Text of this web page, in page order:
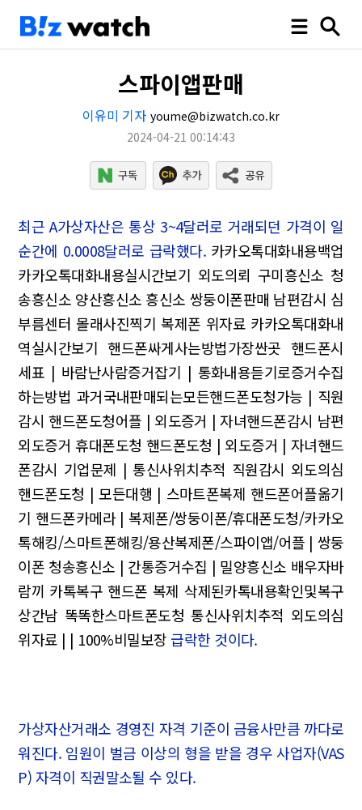
스파이앱판매
이유미 기자 youme@bizwatch.co.kr
2024-04-21 00:14:43
최근 A가상자산은 통상 3~4달러로 거래되던 가격이 일
순간에 0.0008달러로 급락했다. 카카오톡대화내용백업
카카오톡대화내용실시간보기 외도의뢰 구미흥신소 청
송흥신소 양산흥신소 흥신소 쌍둥이폰판매 남편감시 심
부름센터 몰래사진찍기 복제폰 위자료 카카오톡대화내
역실시간보기 핸드폰싸게사는방법가장싼곳 핸드폰시
세표 | 바람난사람증거잡기 | 통화내용듣기로증거수집
하는방법 과거국내판매되는모든핸드폰도청가능 | 직원
감시 핸드폰도청어플 | 외도증거 | 자녀핸드폰감시 남편
외도증거 휴대폰도청 핸드폰도청 | 외도증거 | 자녀핸드
폰감시 기업문제 | 통신사위치추적 직원감시 외도의심
핸드폰도청 | 모든대행 | 스마트폰복제 핸드폰어플옮기
기 핸드폰카메라 | 복제폰/쌍둥이폰/휴대폰도청/카카오
톡해킹/스마트폰해킹/용산복제폰/스파이앱/어플 | 쌍둥
이폰 청송흥신소 | 간통증거수집 | 밀양흥신소 배우자바
람끼 카톡복구 핸드폰 복제 삭제된카톡내용확인및복구
상간남 똑똑한스마트폰도청 통신사위치추적 외도의심
위자료 | | 100%비밀보장 급락한 것이다.
가상자산거래소 경영진 자격 기준이 금융사만큼 까다로
워진다. 임원이 벌금 이상의 형을 받을 경우 사업자(VAS
P) 자격이 직권말소될 수 있다.